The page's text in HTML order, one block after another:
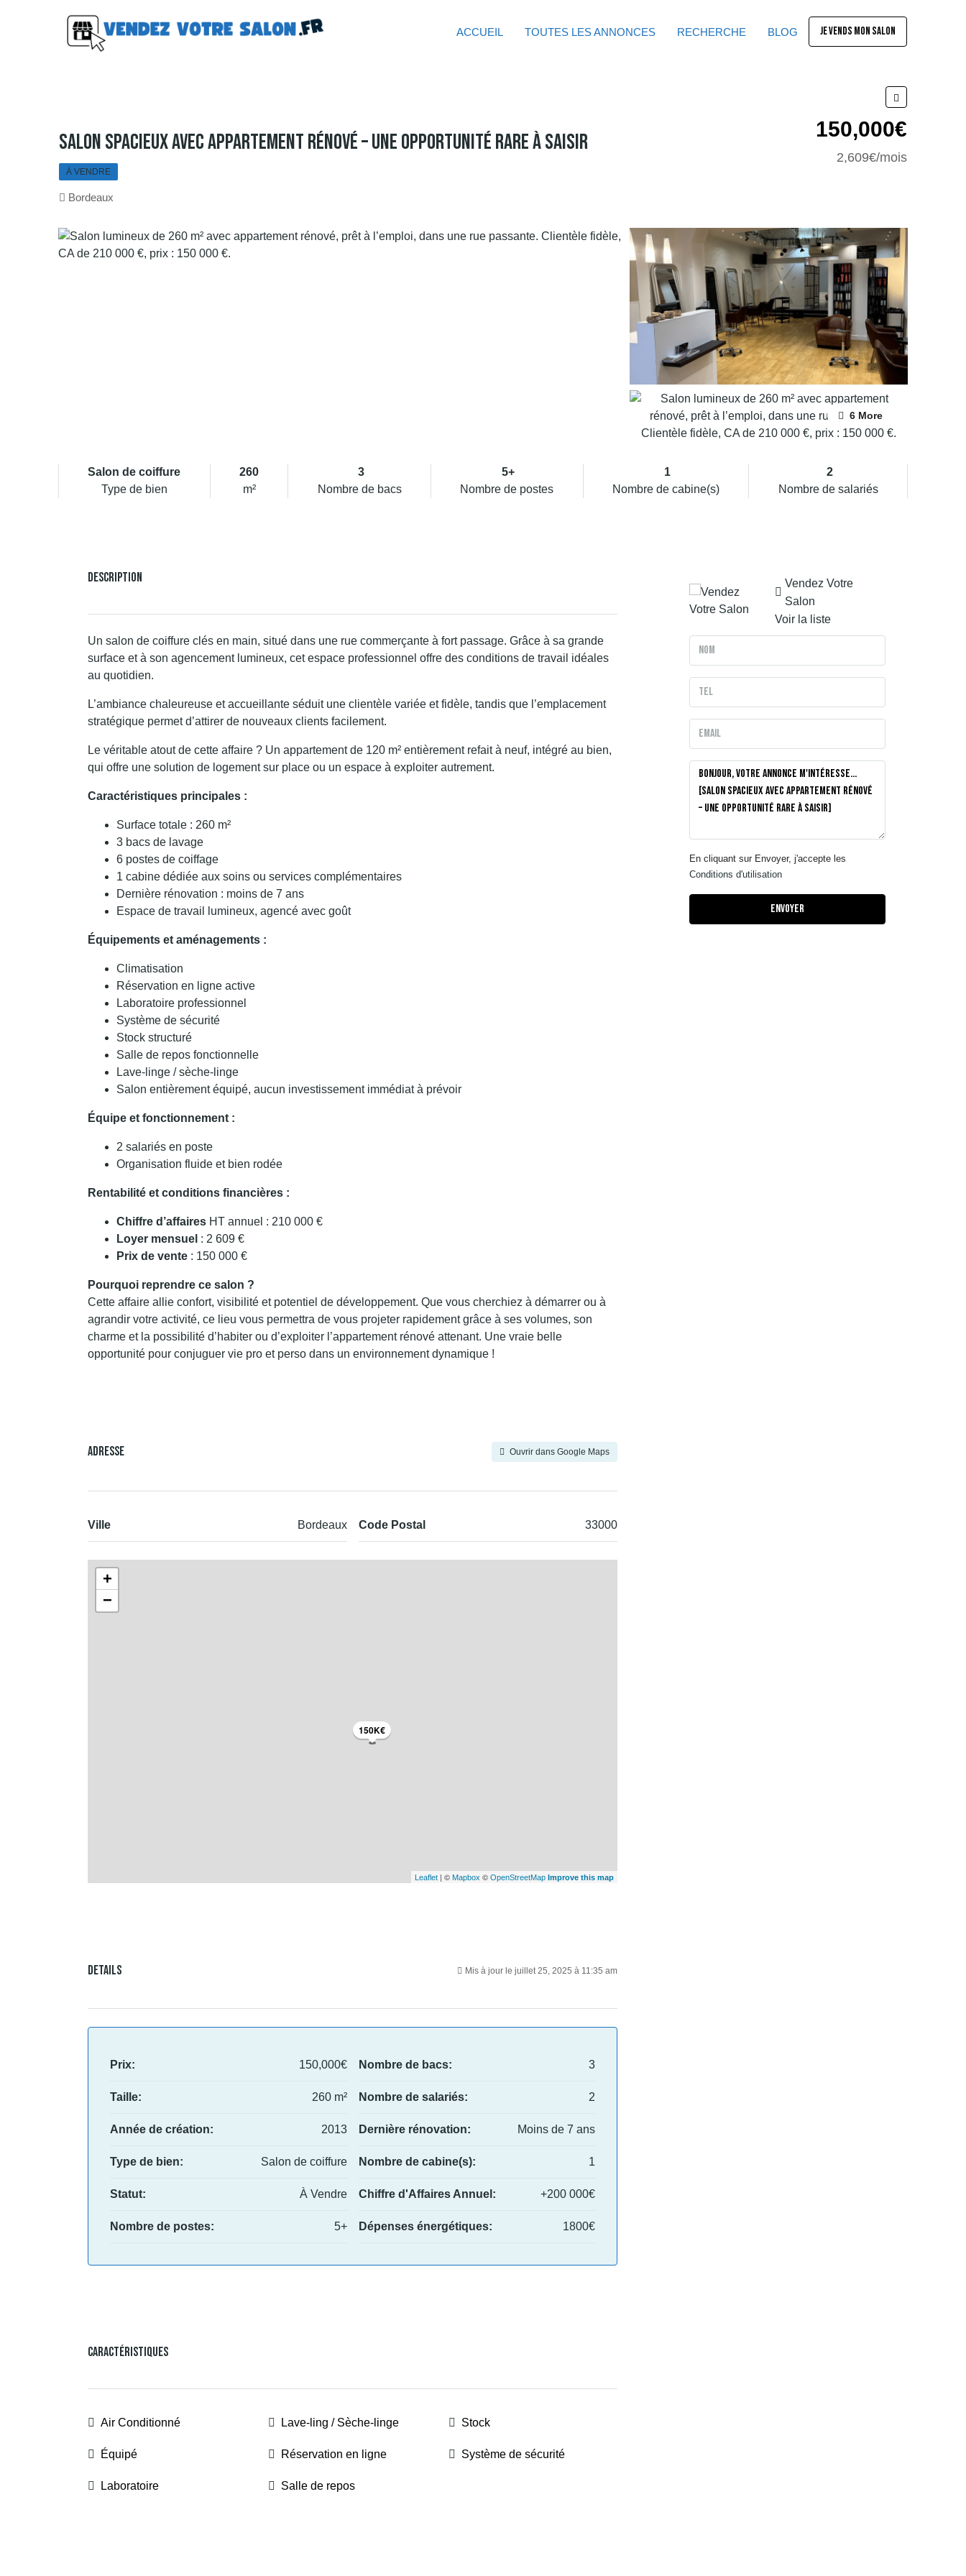
ACCUEIL TOUTES LES ANNONCES RECHERCHE BLOG JE VENDS MON SALON
Salon Spacieux Avec Appartement Rénové – Une Opportunité Rare À Saisir
150,000€
2,609€/mois
À VENDRE
Bordeaux
6 More
Salon de coiffure
Type de bien
260
m²
3
Nombre de bacs
5+
Nombre de postes
1
Nombre de cabine(s)
2
Nombre de salariés
Description
Un salon de coiffure clés en main, situé dans une rue commerçante à fort passage. Grâce à sa grande
surface et à son agencement lumineux, cet espace professionnel offre des conditions de travail idéales
au quotidien.
L’ambiance chaleureuse et accueillante séduit une clientèle variée et fidèle, tandis que l’emplacement
stratégique permet d’attirer de nouveaux clients facilement.
Le véritable atout de cette affaire ? Un appartement de 120 m² entièrement refait à neuf, intégré au bien,
qui offre une solution de logement sur place ou un espace à exploiter autrement.
Caractéristiques principales :
Surface totale : 260 m²
3 bacs de lavage
6 postes de coiffage
1 cabine dédiée aux soins ou services complémentaires
Dernière rénovation : moins de 7 ans
Espace de travail lumineux, agencé avec goût
Équipements et aménagements :
Climatisation
Réservation en ligne active
Laboratoire professionnel
Système de sécurité
Stock structuré
Salle de repos fonctionnelle
Lave-linge / sèche-linge
Salon entièrement équipé, aucun investissement immédiat à prévoir
Équipe et fonctionnement :
2 salariés en poste
Organisation fluide et bien rodée
Rentabilité et conditions financières :
Chiffre d’affaires HT annuel : 210 000 €
Loyer mensuel : 2 609 €
Prix de vente : 150 000 €
Pourquoi reprendre ce salon ?
Cette affaire allie confort, visibilité et potentiel de développement. Que vous cherchiez à démarrer ou à
agrandir votre activité, ce lieu vous permettra de vous projeter rapidement grâce à ses volumes, son
charme et la possibilité d’habiter ou d’exploiter l’appartement rénové attenant. Une vraie belle
opportunité pour conjuguer vie pro et perso dans un environnement dynamique !
Adresse Ouvrir dans Google Maps
Ville Bordeaux Code Postal 33000
150K€
+
−
Leaflet | © Mapbox © OpenStreetMap Improve this map
Details Mis à jour le juillet 25, 2025 à 11:35 am
Prix: 150,000€
Taille: 260 m²
Année de création: 2013
Type de bien: Salon de coiffure
Statut: À Vendre
Nombre de postes: 5+
Nombre de bacs: 3
Nombre de salariés: 2
Dernière rénovation: Moins de 7 ans
Nombre de cabine(s): 1
Chiffre d'Affaires Annuel: +200 000€
Dépenses énergétiques: 1800€
Caractéristiques
Air Conditionné
Équipé
Laboratoire
Lave-ling / Sèche-linge
Réservation en ligne
Salle de repos
Stock
Système de sécurité
Vendez Votre
Salon
Voir la liste
En cliquant sur Envoyer, j'accepte les
Conditions d'utilisation
Envoyer